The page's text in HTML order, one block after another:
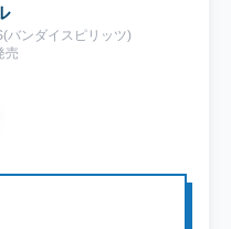
バンダイスピリッツ)
売